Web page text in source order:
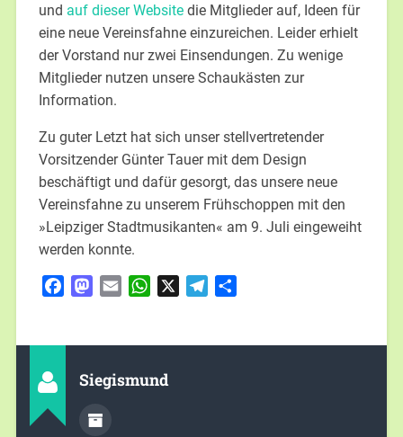
und auf dieser Websitedie Mitglieder auf, Ideen für
eine neue Vereinsfahne einzureichen. Leider erhielt
der Vorstand nur zwei Einsendungen. Zu wenige
Mitglieder nutzen unsere Schaukästen zur
Information.
Zu guter Letzt hat sich unser stellvertretender
Vorsitzender Günter Tauer mit dem Design
beschäftigt und dafür gesorgt, das unsere neue
Vereinsfahne zu unserem Frühschoppen mit den
»Leipziger Stadtmusikanten« am 9. Juli eingeweiht
werden konnte.
FacebookMastodon
Email WhatsApp Telegram
Siegismund